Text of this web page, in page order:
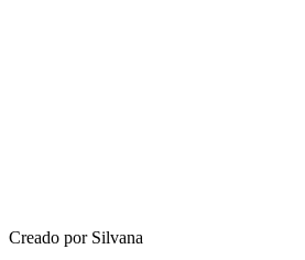
Creado por Silvana